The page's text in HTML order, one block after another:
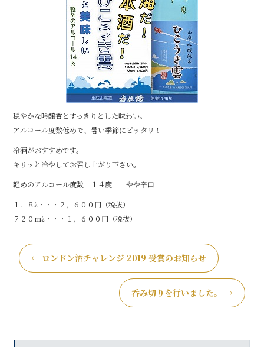
穏やかな吟醸香とすっきりとした味わい。
アルコール度数低めで、暑い季節にピッタリ！
冷酒がおすすめです。
キリッと冷やしてお召し上がり下さい。
軽めのアルコール度数 １４度 やや辛口
１．８ℓ・・・２，６００円（税抜）
７２０mℓ・・・１，６００円（税抜）
← ロンドン酒チャレンジ 2019 受賞のお知らせ
呑み切りを行いました。 →